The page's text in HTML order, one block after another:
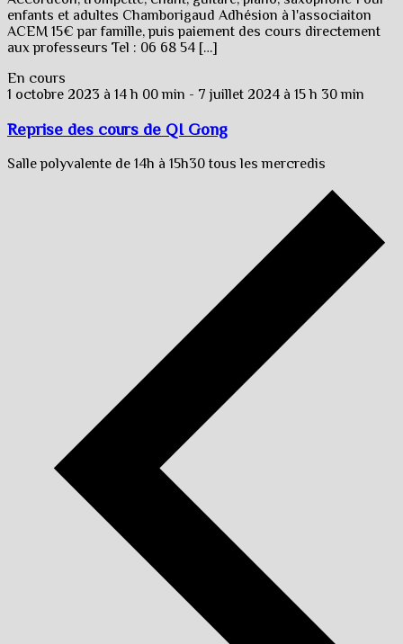
enfants et adultes Chamborigaud Adhésion à l'associaiton
ACEM 15€ par famille, puis paiement des cours directement
aux professeurs Tel : 06 68 54 […]
En cours
1 octobre 2023 à 14 h 00 min - 7 juillet 2024 à 15 h 30 min
Reprise des cours de QI Gong
Salle polyvalente de 14h à 15h30 tous les mercredis